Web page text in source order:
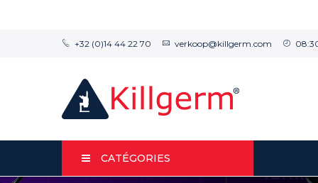
+32 (0)14 44 22 70 verkoop@killgerm.com
CATÉGORIES